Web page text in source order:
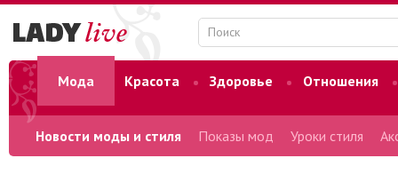
Мода Красота Здоровье
Отношения
Новости моды и стиля Показы мод Уроки стиля